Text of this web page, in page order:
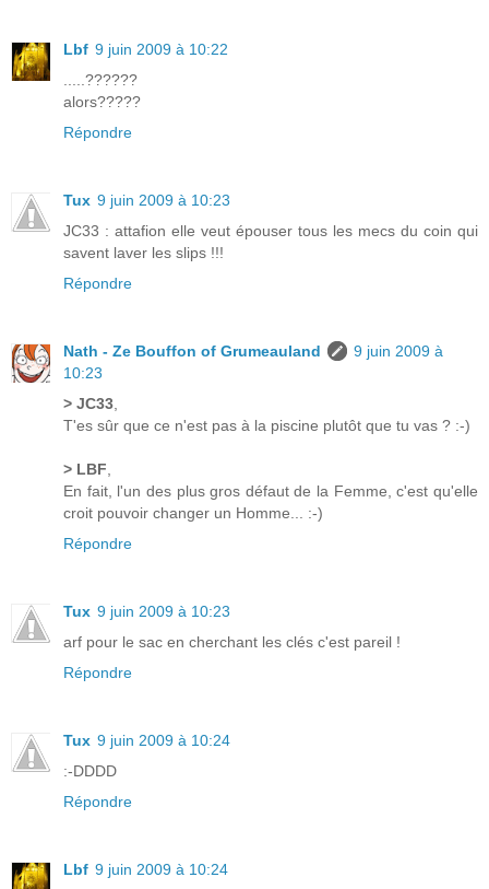
Lbf 9 juin 2009 à 10:22
.....??????
alors?????
Répondre
Tux 9 juin 2009 à 10:23
JC33 : attafion elle veut épouser tous les mecs du coin qui
savent laver les slips !!!
Répondre
Nath - Ze Bouffon of Grumeauland
9 juin 2009 à
10:23
> JC33
T'es sûr que ce n'est pas à la piscine plutôt que tu vas ? :-)
> LBF
En fait, l'un des plus gros défaut de la Femme, c'est qu'elle
croit pouvoir changer un Homme... :-)
Répondre
Tux 9 juin 2009 à 10:23
arf pour le sac en cherchant les clés c'est pareil !
Répondre
Tux 9 juin 2009 à 10:24
:-DDDD
Répondre
Lbf 9 juin 2009 à 10:24